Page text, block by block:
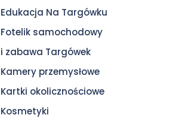
Edukacja Na Targówku
Fotelik samochodowy
i zabawa Targówek
Kamery przemysłowe
Kartki okolicznościowe
Kosmetyki